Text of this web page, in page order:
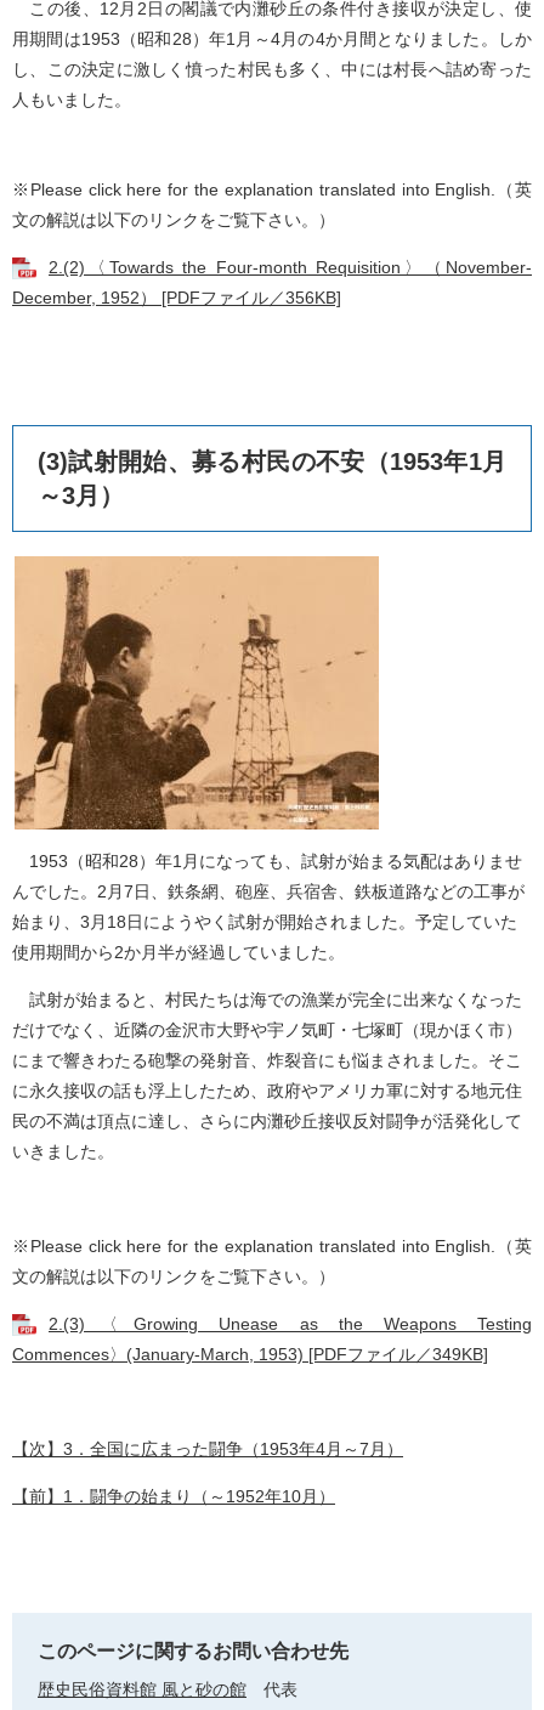
この後、12月2日の閣議で内灘砂丘の条件付き接収が決定し、使
用期間は1953（昭和28）年1月～4月の4か月間となりました。しか
し、この決定に激しく憤った村民も多く、中には村長へ詰め寄った
人もいました。
※Please click here for the explanation translated into English.（英
文の解説は以下のリンクをご覧下さい。）
2.(2)〈Towards the Four-month Requisition〉（November-
December, 1952） [PDFファイル／356KB]
(3)試射開始、募る村民の不安（1953年1月
～3月）
1953（昭和28）年1月になっても、試射が始まる気配はありませ
んでした。2月7日、鉄条網、砲座、兵宿舎、鉄板道路などの工事が
始まり、3月18日にようやく試射が開始されました。予定していた
使用期間から2か月半が経過していました。
試射が始まると、村民たちは海での漁業が完全に出来なくなった
だけでなく、近隣の金沢市大野や宇ノ気町・七塚町（現かほく市）
にまで響きわたる砲撃の発射音、炸裂音にも悩まされました。そこ
に永久接収の話も浮上したため、政府やアメリカ軍に対する地元住
民の不満は頂点に達し、さらに内灘砂丘接収反対闘争が活発化して
いきました。
※Please click here for the explanation translated into English.（英
文の解説は以下のリンクをご覧下さい。）
2.(3)〈Growing Unease as the Weapons Testing
Commences〉(January-March, 1953) [PDFファイル／349KB]
【次】3．全国に広まった闘争（1953年4月～7月）
【前】1．闘争の始まり（～1952年10月）
このページに関するお問い合わせ先
歴史民俗資料館 風と砂の館
代表